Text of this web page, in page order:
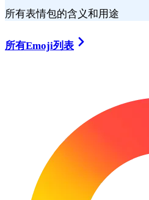
所有表情包的含义和用途
所有Emoji列表